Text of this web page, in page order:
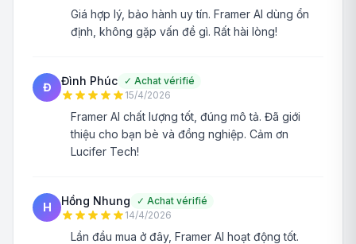
Giá hợp lý, bảo hành uy tín. Framer AI dùng ổn
định, không gặp vấn đề gì. Rất hài lòng!
Đ Đình Phúc ✓ Achat vérifié
15/4/2026
Framer AI chất lượng tốt, đúng mô tả. Đã giới
thiệu cho bạn bè và đồng nghiệp. Cảm ơn
Lucifer Tech!
H Hồng Nhung ✓ Achat vérifié
14/4/2026
Lần đầu mua ở đây, Framer AI hoạt động tốt.